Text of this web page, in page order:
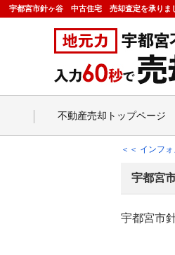
宇都宮市針ヶ谷 中古住宅 売却査定を承りま
不動産売却トップページ
＜＜ インフ
宇都宮
宇都宮市